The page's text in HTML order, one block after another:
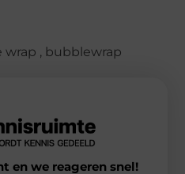
wrap , bubblewrap
en we reageren snel!